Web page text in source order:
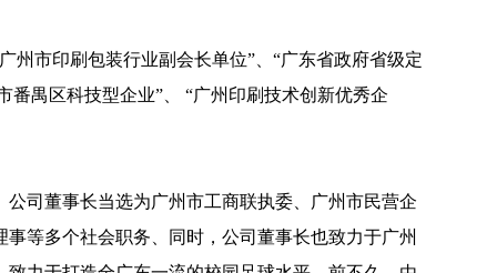
市印刷包装行业副会长单位”、“广东省政府省级定
番禺区科技型企业”、 “广州印刷技术创新优秀企
司董事长当选为广州市工商联执委、广州市民营企
等多个社会职务、同时，公司董事长也致力于广州